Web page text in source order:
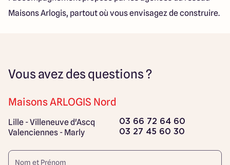
Maisons Arlogis, partout où vous envisagez de construire.
Vous avez des questions ?
Maisons ARLOGIS Nord
Lille - Villeneuve d'Ascq 03 66 72 64 60
Valenciennes - Marly 03 27 45 60 30